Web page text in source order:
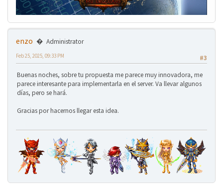
enzo
Administrator
#3
Feb 25, 2025, 09:33 PM
Buenas noches, sobre tu propuesta me parece muy innovadora, me
parece interesante para implementarla en el server. Va llevar algunos
días, pero se hará.
Gracias por hacernos llegar esta idea.